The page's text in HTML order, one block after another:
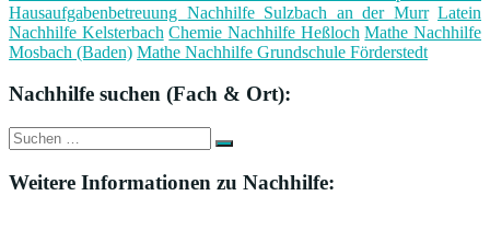
Hausaufgabenbetreuung Nachhilfe Sulzbach an der Murr Latein
Nachhilfe Kelsterbach Chemie Nachhilfe Heßloch Mathe Nachhilfe
Mosbach (Baden) Mathe Nachhilfe Grundschule Förderstedt
Nachhilfe suchen (Fach & Ort):
Suche
nach:
Suchen
Weitere Informationen zu Nachhilfe: